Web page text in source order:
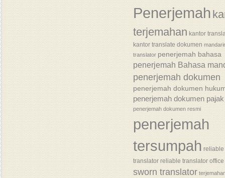
Penerjemah
terjemahan kantor
kantor translate dokumen
translator penerjemah bahasa
penerjemah Bahasa
penerjemah dokumen
penerjemah dokumen
penerjemah dokumen pajak
penerjemah dokumen resmi
penerjemah
tersumpah reliable
translator reliable translator office
sworn translator